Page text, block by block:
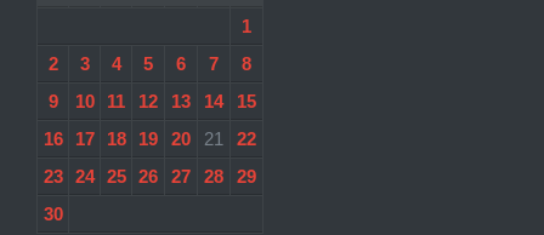
1
2
3 4 5 6 7
8
9
10 11 12 13 14
15
16
17 18 19 20 21
22
23
24 25 26 27 28
29
30